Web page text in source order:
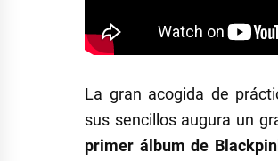
La gran acogida de
sus sencillos augura un
primer álbum de